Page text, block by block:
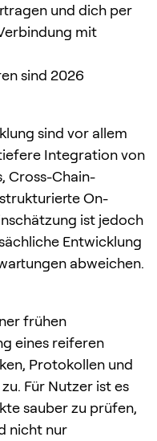
und dich per
mit
sind 2026
sind vor allem
Integration von
Cross-Chain-
On-
ist jedoch
Entwicklung
abweichen.
frühen
eines reiferen
Protokollen und
Für Nutzer ist es
sauber zu prüfen,
nicht nur